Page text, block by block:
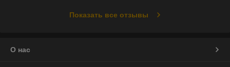
Показать все отзывы
О нас